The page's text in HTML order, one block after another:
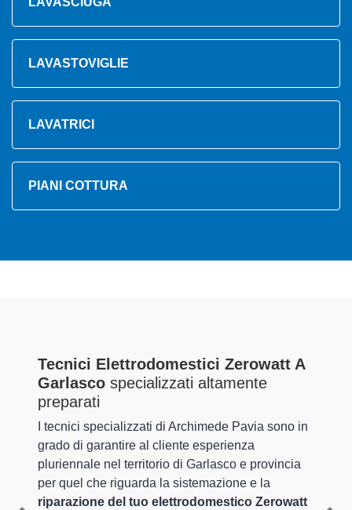
LAVASTOVIGLIE
LAVATRICI
PIANI COTTURA
Tecnici Elettrodomestici Zerowatt A
Garlasco specializzati altamente
preparati
I tecnici specializzati di Archimede Pavia sono in
grado di garantire al cliente esperienza
pluriennale nel territorio di Garlasco e provincia
per quel che riguarda la sistemazione e la
riparazione del tuo elettrodomestico Zerowatt